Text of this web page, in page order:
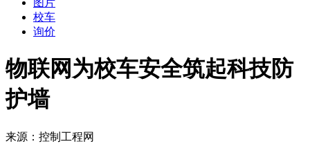
校车
询价
物联网为校车安全筑起科技防
护墙
来源： 控制工程网